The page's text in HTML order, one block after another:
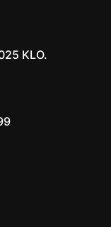
KLO.